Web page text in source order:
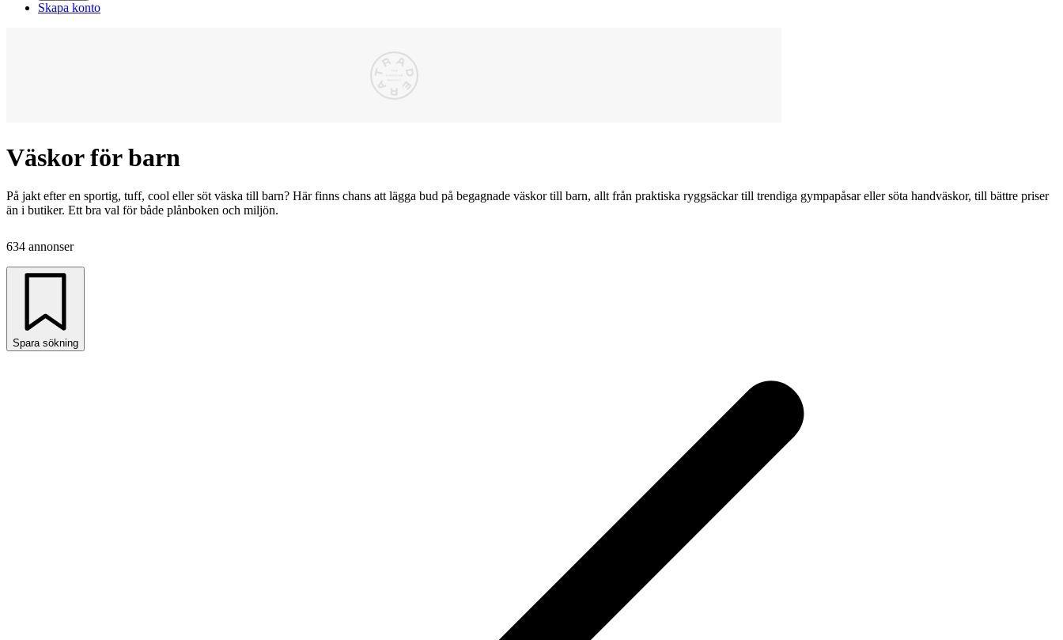
Skapa konto
Väskor för barn
På jakt efter en sportig, tuff, cool eller söt väska till barn? Här finns chans att lägga bud på begagnade väskor till barn, allt från praktiska ryggsäckar till trendiga gympapåsar eller söta handväskor, till bättre priser
än i butiker. Ett bra val för både plånboken och miljön.
634 annonser
Spara sökning